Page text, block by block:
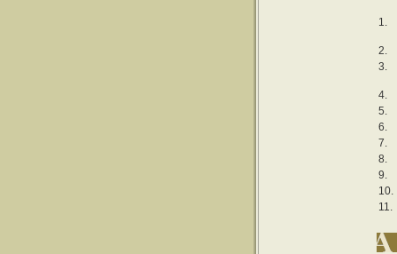
1.
2.
3.
4.
5.
6.
7.
8.
9.
10.
11.